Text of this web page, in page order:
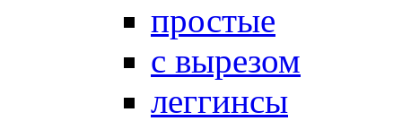
простые
с вырезом
леггинсы